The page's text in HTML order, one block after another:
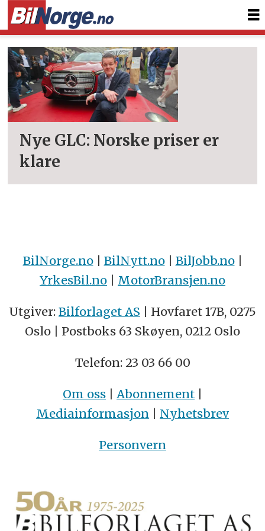
Tag:
glc
400
4matic
Nye GLC: Norske priser er
klare
BilNorge.no| BilNytt.no| BilJobb.no|
YrkesBil.no | MotorBransjen.no
Utgiver: Bilforlaget AS | Hovfaret 17B, 0275
Oslo | Postboks 63 Skøyen, 0212 Oslo
Telefon: 23 03 66 00
Om oss | Abonnement |
Mediainformasjon | Nyhetsbrev
Personvern